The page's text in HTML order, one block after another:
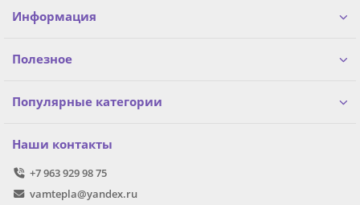
Информация
Полезное
Популярные категории
Наши контакты
+7 963 929 98 75
vamtepla@yandex.ru